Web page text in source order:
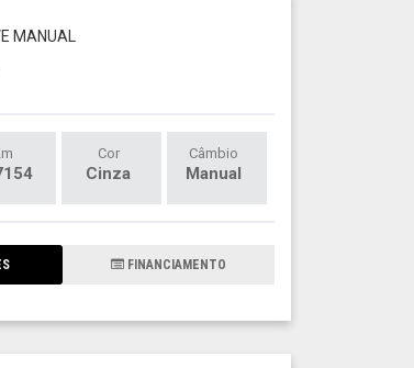
MANUAL
Cor
Cinza
Câmbio
Manual
FINANCIAMENTO